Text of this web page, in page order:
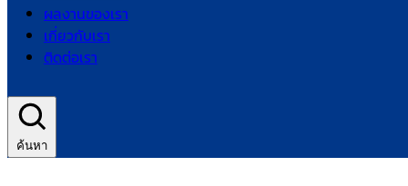
ผลงานของเรา
เกี่ยวกับเรา
ติดต่อเรา
ค้นหา